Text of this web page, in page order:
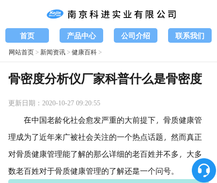
首页 产品中心 公司介绍 联系我们
网站首页> 新闻资讯>健康百科>
骨密度分析仪厂家科普什么是骨密度
更新日期：2020-10-27 09:20:55
在中国老龄化社会愈发严重的大前提下，骨质健康管
理成为了近年来广被社会关注的一个热点话题，然而真正
对骨质健康管理能了解的那么详细的老百姓并不多，大多
数老百姓对于骨质健康管理的了解还是一个问号。